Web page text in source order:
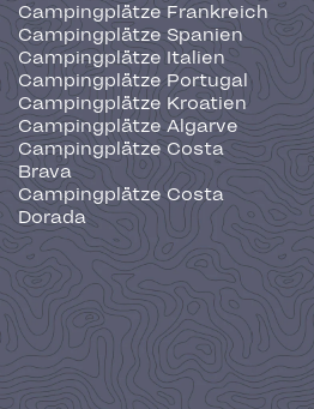
Campingplätze Frankreich
Campingplätze Spanien
Campingplätze Italien
Campingplätze Portugal
Campingplätze Kroatien
Campingplätze Algarve
Campingplätze Costa
Brava
Campingplätze Costa
Dorada